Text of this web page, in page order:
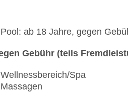
Pool: ab 18 Jahre, gegen
Gebühr (teils
Wellnessbereich/Spa
Massagen